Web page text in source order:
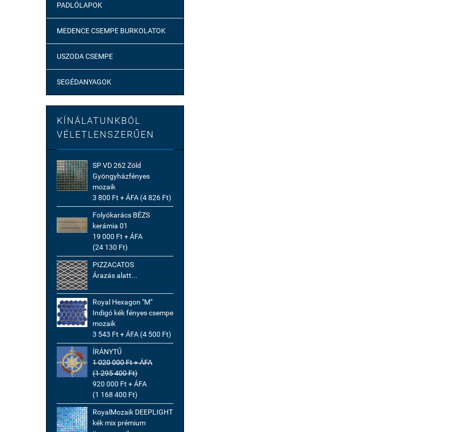
PADLÓLAPOK
MEDENCE CSEMPE BURKOLATOK 
USZODA CSEMPE
SEGÉDANYAGOK 
KÍNÁLATUNKBÓL
VÉLETLENSZERŰEN
SP VD 262 Zöld
Gyöngyházfényes
mozaik
3 800 Ft + ÁFA (4 826 Ft)
Folyókarács BÉZS
kerámia 01
19 000 Ft + ÁFA
(24 130 Ft)
PIZZACATOS
Árazás alatt...
Royal Hexagon "M"
Indigó kék fényes csempe
mozaik
3 543 Ft + ÁFA (4 500 Ft)
ÍRÁNYTŰ
1 020 000 Ft + ÁFA
(1 295 400 Ft)
920 000 Ft + ÁFA
(1 168 400 Ft)
RoyalMozaik DEEPLIGHT
kék mix prémium